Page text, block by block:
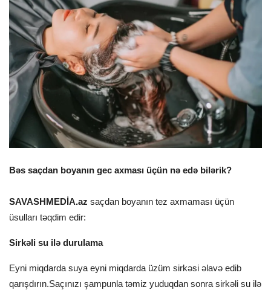
Digər
Bəs saçdan boyanın gec axması üçün nə edə bilərik?
SAVASHMEDİA.az saçdan boyanın tez axmaması üçün
üsulları təqdim edir:
Sirkəli su ilə durulama
Eyni miqdarda suya eyni miqdarda üzüm sirkəsi əlavə edib
qarışdırın.Saçınızı şampunla təmiz yuduqdan sonra sirkəli su ilə